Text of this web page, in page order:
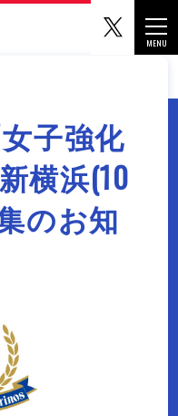
MENU
マリ
子強化
横浜(10
のお知